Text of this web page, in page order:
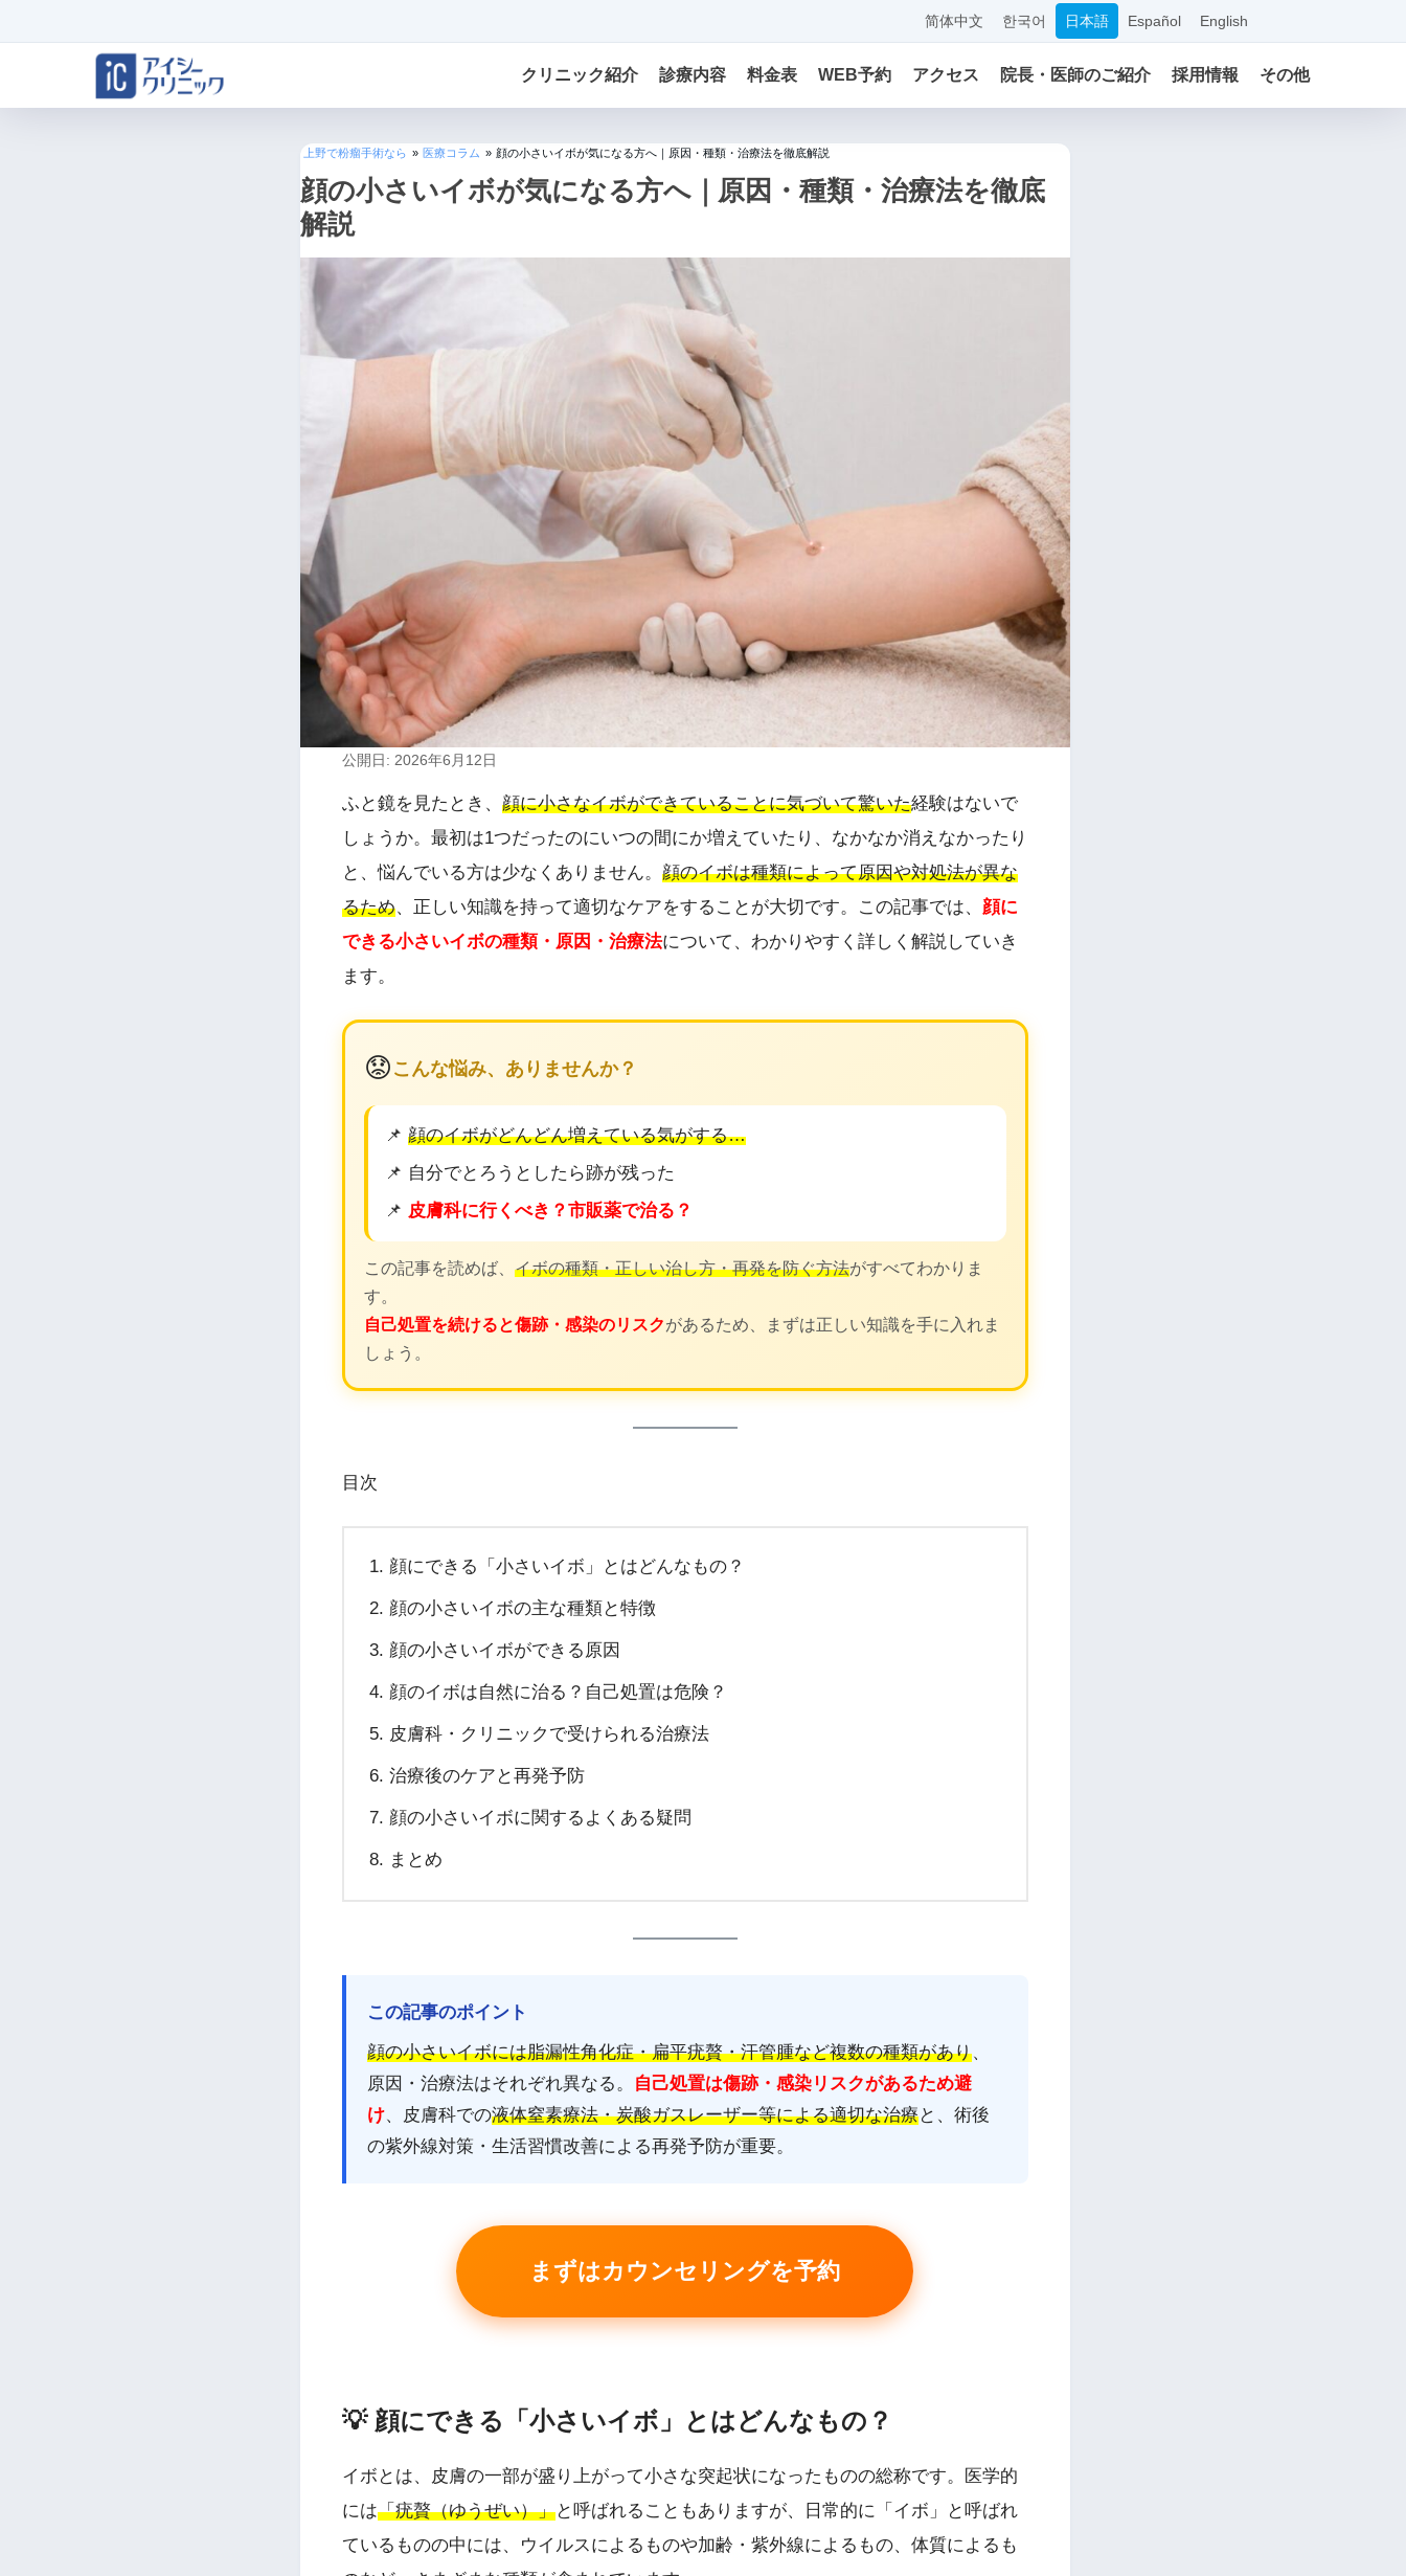
简体中文 한국어 日本語 Español English
クリニック紹介 診療内容 料金表 WEB予約 アクセス 院長・医師のご紹介 採用情報 その他
上野で粉瘤手術なら » 医療コラム » 顔の小さいイボが気になる方へ｜原因・種類・治療法を徹底解説
顔の小さいイボが気になる方へ｜原因・種類・治療法を徹底
解説
公開日: 2026年6月12日
ふと鏡を見たとき、 顔に小さなイボができていることに気づいて驚いた経験はないで
しょうか。最初は1つだったのにいつの間にか増えていたり、なかなか消えなかったり
と、悩んでいる方は少なくありません。 顔のイボは種類によって原因や対処法が異な
るため、正しい知識を持って適切なケアをすることが大切です。この記事では、 顔に
できる小さいイボの種類・原因・治療法について、わかりやすく詳しく解説していき
ます。
😟 こんな悩み、ありませんか？
📌 顔のイボがどんどん増えている気がする…
📌 自分でとろうとしたら跡が残った
📌 皮膚科に行くべき？市販薬で治る？
この記事を読めば、 イボの種類・正しい治し方・再発を防ぐ方法がすべてわかりま
す。
自己処置を続けると傷跡・感染のリスクがあるため、まずは正しい知識を手に入れま
しょう。
目次
顔にできる「小さいイボ」とはどんなもの？
顔の小さいイボの主な種類と特徴
顔の小さいイボができる原因
顔のイボは自然に治る？自己処置は危険？
皮膚科・クリニックで受けられる治療法
治療後のケアと再発予防
顔の小さいイボに関するよくある疑問
まとめ
この記事のポイント
顔の小さいイボには脂漏性角化症・扁平疣贅・汗管腫など複数の種類があり、
原因・治療法はそれぞれ異なる。
自己処置は傷跡・感染リスクがあるため避
け、皮膚科での液体窒素療法・炭酸ガスレーザー等による適切な治療と、術後
の紫外線対策・生活習慣改善による再発予防が重要。
まずはカウンセリングを予約
💡 顔にできる「小さいイボ」とはどんなもの？
イボとは、皮膚の一部が盛り上がって小さな突起状になったものの総称です。医学的
には「疣贅（ゆうぜい）」と呼ばれることもありますが、日常的に「イボ」と呼ばれ
ているものの中には、ウイルスによるものや加齢・紫外線によるもの、体質によるも